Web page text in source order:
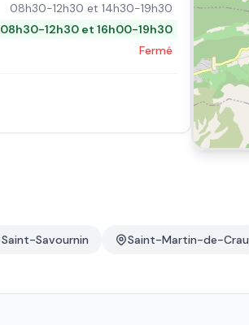
08h30-12h30 et 14h30-19h30
08h30-12h30 et 16h00-19h30
Fermé
Saint-Savournin Saint-Martin-de-Crau